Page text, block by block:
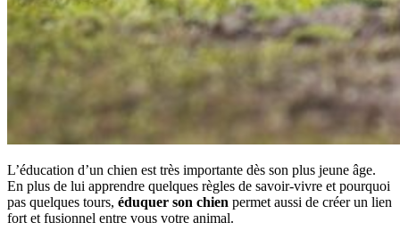
L’éducation d’un chien est très importante dès son plus jeune âge.
En plus de lui apprendre quelques règles de savoir-vivre et pourquoi
pas quelques tours, éduquer son chien permet aussi de créer un lien
fort et fusionnel entre vous votre animal.